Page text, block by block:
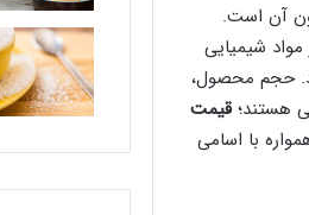
آن است.
مواد شیمیایی
حجم محصول،
هستند؛قیمت
با اسامی